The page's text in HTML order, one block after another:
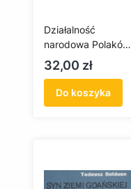
Działalność
narodowa Polaków
na północnym
pograniczu polsko-
niemieckim w
dwudziestoleciu
Cena
32,00 zł
Do koszyka